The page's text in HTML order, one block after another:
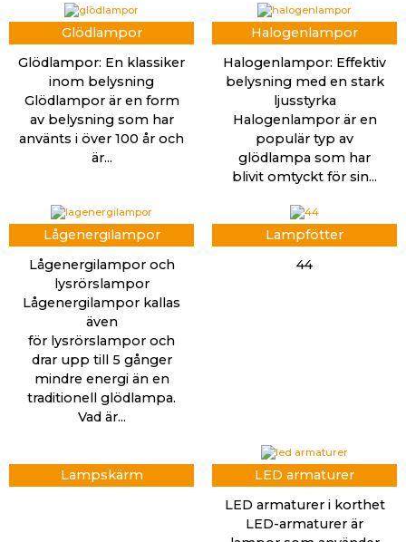
Glödlampor
Glödlampor: En klassiker
inom belysning
Glödlampor är en form
av belysning som har
använts i över 100 år och
är...
Halogenlampor
Halogenlampor: Effektiv
belysning med en stark
ljusstyrka
Halogenlampor är en
populär typ av
glödlampa som har
blivit omtyckt för sin...
Lågenergilampor
Lågenergilampor och
lysrörslampor
Lågenergilampor kallas
även
för lysrörslampor och
drar upp till 5 gånger
mindre energi än en
traditionell glödlampa.
Vad är...
Lampfötter
44
Lampskärm
LED armaturer
LED armaturer i korthet
LED-armaturer är